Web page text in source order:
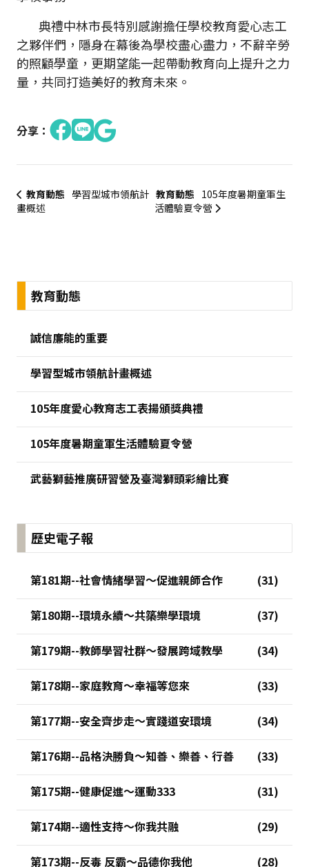
典禮中林市長特別感謝擔任學校教育愛心志工
之夥伴們，隱身在幕後為學校盡心盡力，不辭辛勞
的照顧學童，更期望能一起帶動教育向上提升之力
量，共同打造美好的教育未來。
分享：
教育動態 學習型城市領航計
畫概述
教育動態 105年度暑期童軍生
活體驗夏令營
:::教育動態
誠信廉能的重要
學習型城市領航計畫概述
105年度愛心教育志工表揚頒獎典禮
105年度暑期童軍生活體驗夏令營
武藝獅藝推廣研習營及臺灣獅頭彩繪比賽
歷史電子報
第181期--社會情緒學習～促進親師合作
第180期--環境永續～共築樂學環境
第179期--教師學習社群～發展跨域教學
第178期--家庭教育～幸福等您來
第177期--安全齊步走～實踐道安環境
第176期--品格決勝負～知善、樂善、行善
第175期--健康促進～運動333
第174期--適性支持～你我共融
第173期--反毒 反霸～品德你我他